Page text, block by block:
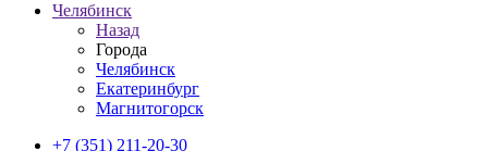
Челябинск
Назад
Города
Челябинск
Екатеринбург
Магнитогорск
+7 (351) 211-20-30